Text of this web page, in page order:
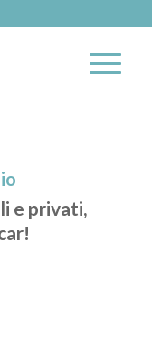
e privati,